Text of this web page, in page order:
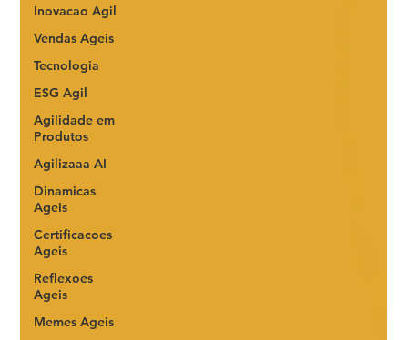
Inovacao Agil
Vendas Ageis
Tecnologia
ESG Agil
Agilidade em
Produtos
Agilizaaa AI
Dinamicas
Ageis
Certificacoes
Ageis
Reflexoes
Ageis
Memes Ageis